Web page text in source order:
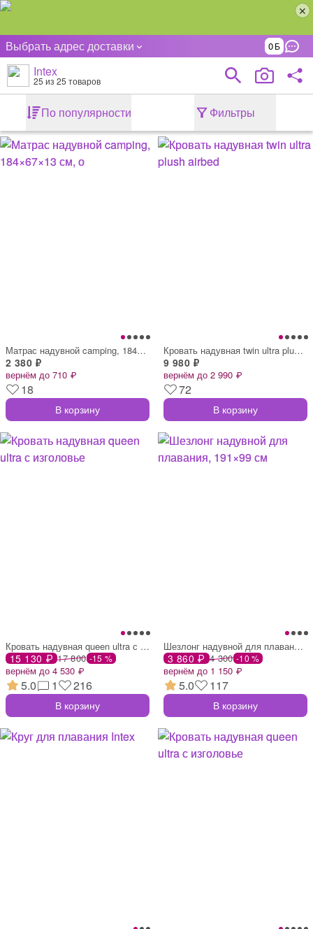
Выбрать адрес доставки 0
Intex
25 из 25 товаров
По популярности Фильтры
Матрас надувной camping, 184×67×13 см, о
2 380 ₽
вернём до 710 ₽
18
В корзину
Кровать надувная twin ultra plush airbed
9 980 ₽
вернём до 2 990 ₽
72
В корзину
Кровать надувная queen ultra с изголовье
15 130 ₽ 17 800 -15 %
вернём до 4 530 ₽
5.0 1 216
В корзину
Шезлонг надувной для плавания, 191×99 см
3 860 ₽ 4 300 -10 %
вернём до 1 150 ₽
5.0 117
В корзину